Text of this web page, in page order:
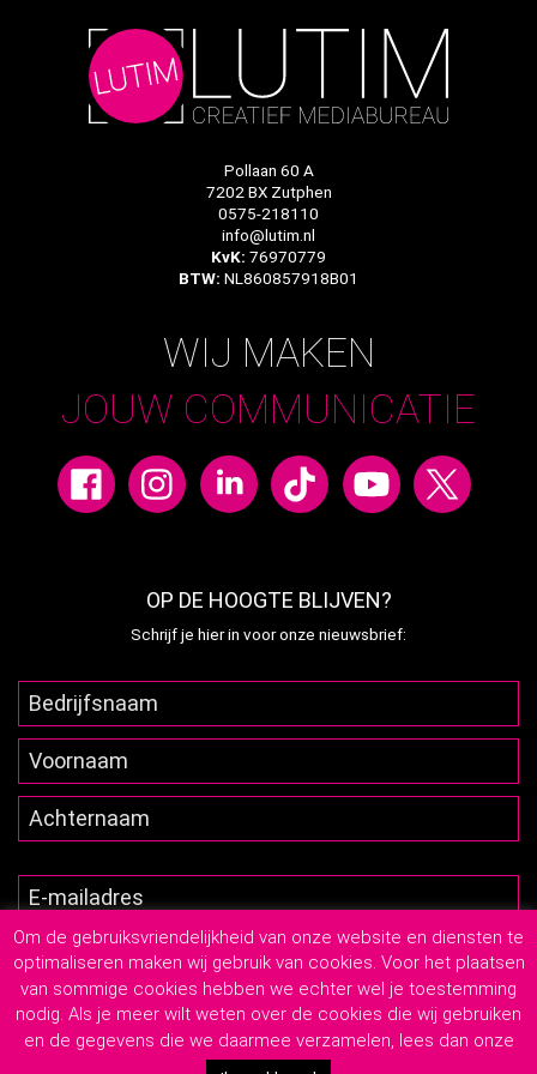
Pollaan 60 A
7202 BX Zutphen
0575-218110
info@lutim.nl
KvK: 76970779
BTW: NL860857918B01
WIJ MAKEN
JOUW COMMUNICATIE
OP DE HOOGTE BLIJVEN?
Schrijf je hier in voor onze nieuwsbrief:
2026 © Lutim Creatief Mediabureau - Privacyverklaring -
Algemene Leveringsvoorwaarden
Om de gebruiksvriendelijkheid van onze website en diensten te
optimaliseren maken wij gebruik van cookies. Voor het plaatsen
van sommige cookies hebben we echter wel je toestemming
nodig. Als je meer wilt weten over de cookies die wij gebruiken
en de gegevens die we daarmee verzamelen, lees dan onze